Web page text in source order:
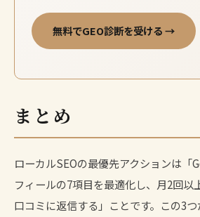
無料でGEO診断を受ける →
まとめ
ローカルSEOの最優先アクションは「
フィールの7項目を最適化し、月2回以
口コミに返信する」ことです。この3